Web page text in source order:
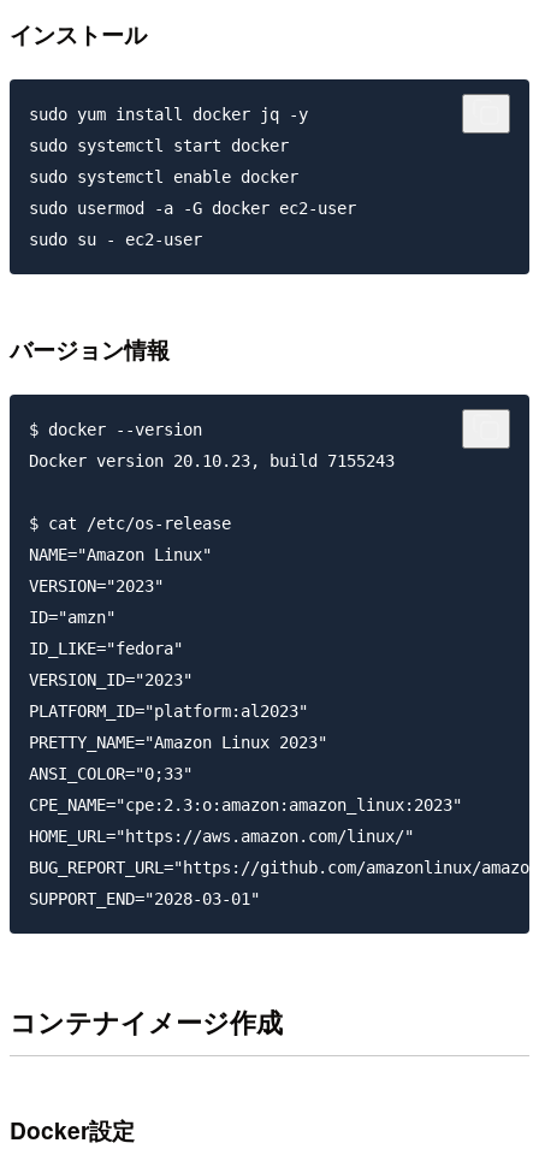
インストール
sudo yum install docker jq -y
sudo systemctl start docker
sudo systemctl enable docker
sudo usermod -a -G docker ec2-user
バージョン情報
$ docker --version
Docker version 20.10.23, build 7155243
$ cat /etc/os-release
NAME="Amazon Linux"
VERSION="2023"
ID="amzn"
ID_LIKE="fedora"
VERSION_ID="2023"
PLATFORM_ID="platform:al2023"
PRETTY_NAME="Amazon Linux 2023"
ANSI_COLOR="0;33"
CPE_NAME="cpe:2.3:o:amazon:amazon_linux:2023"
HOME_URL="https://aws.amazon.com/linux/"
BUG_REPORT_URL="https://github.com/amazonlinux/
コンテナイメージ作成
Docker設定